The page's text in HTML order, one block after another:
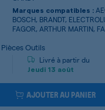
Marques compatibles :
BOSCH, BRANDT,
FAGOR, ARTHUR MARTIN,
Pièces Outils
Livré à partir du
Jeudi 13 août
AJOUTER AU PANIER